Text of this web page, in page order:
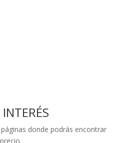
donde podrás encontrar